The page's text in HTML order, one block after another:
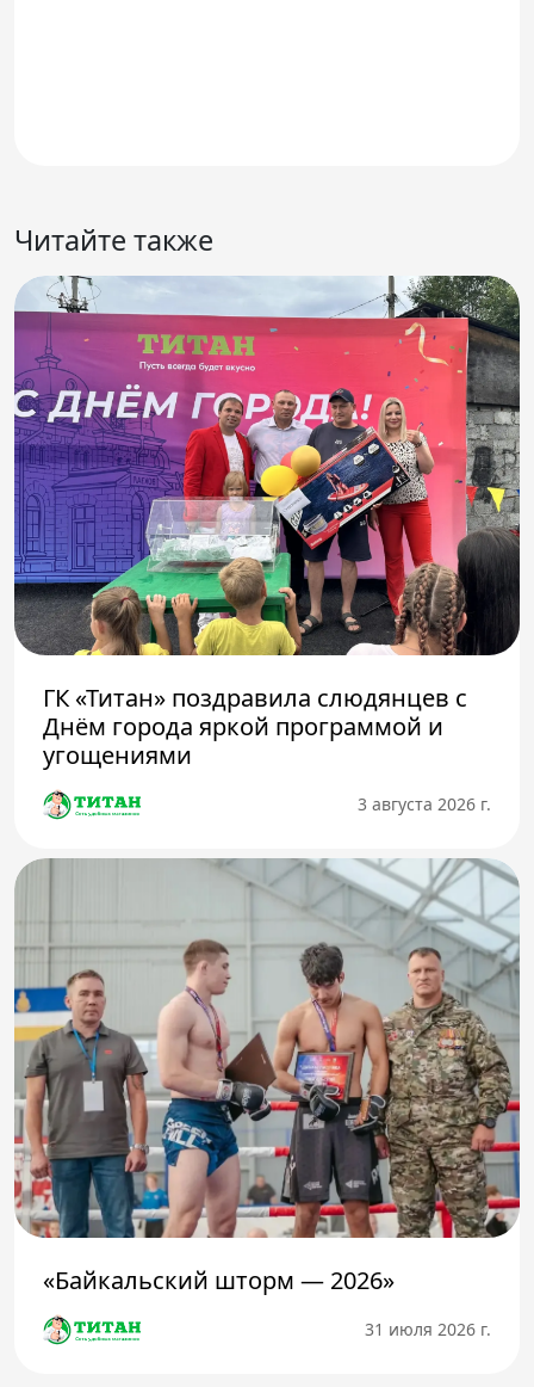
Читайте также
ГК «Титан» поздравила слюдянцев с
Днём города яркой программой и
угощениями
3 августа 2026 г.
«Байкальский шторм — 2026»
31 июля 2026 г.